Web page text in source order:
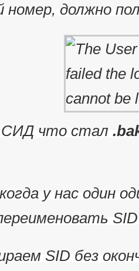
должно
что стал
у нас один
SID без